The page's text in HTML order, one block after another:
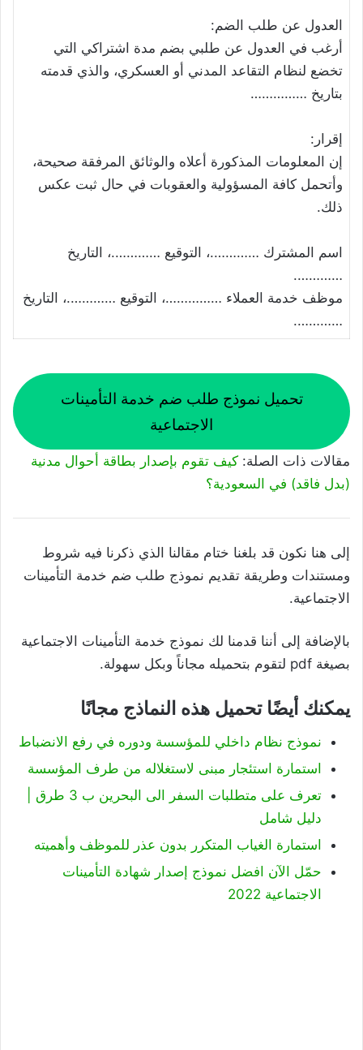
العدول عن طلب الضم:
أرغب في العدول عن طلبي بضم مدة اشتراكي التي
تخضع لنظام التقاعد المدني أو العسكري، والذي قدمته
بتاريخ ……………
إقرار:
إن المعلومات المذكورة أعلاه والوثائق المرفقة صحيحة،
وأتحمل كافة المسؤولية والعقوبات في حال ثبت عكس
ذلك.
اسم المشترك ………….، التوقيع ………….، التاريخ
………….
موظف خدمة العملاء ……………، التوقيع ………….، التاريخ
………….
تحميل نموذج طلب ضم خدمة التأمينات
الاجتماعية
مقالات ذات الصلة: كيف تقوم بإصدار بطاقة أحوال مدنية
(بدل فاقد) في السعودية؟
إلى هنا نكون قد بلغنا ختام مقالنا الذي ذكرنا فيه شروط
ومستندات وطريقة تقديم نموذج طلب ضم خدمة التأمينات
الاجتماعية.
بالإضافة إلى أننا قدمنا لك نموذج خدمة التأمينات الاجتماعية
بصيغة pdf لتقوم بتحميله مجاناً وبكل سهولة.
يمكنك أيضًا تحميل هذه النماذج مجانًا
نموذج نظام داخلي للمؤسسة ودوره في رفع الانضباط
استمارة استئجار مبنى لاستغلاله من طرف المؤسسة
تعرف على متطلبات السفر الى البحرين ب 3 طرق |
دليل شامل
استمارة الغياب المتكرر بدون عذر للموظف وأهميته
حمّل الآن افضل نموذج إصدار شهادة التأمينات
الاجتماعية 2022